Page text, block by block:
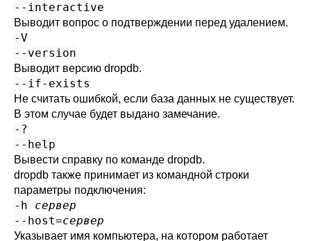
--interactive
Выводит вопрос о подтверждении перед удалением.
-V
--version
Выводит версию dropdb.
--if-exists
Не считать ошибкой, если база данных не существует.
В этом случае будет выдано замечание.
-?
--help
Вывести справку по команде dropdb.
dropdb также принимает из командной строки
параметры подключения:
-h сервер
--host=сервер
Указывает имя компьютера, на котором работает